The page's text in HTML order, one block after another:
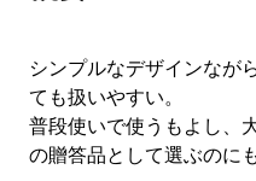
シンプルなデザインなが
ても扱いやすい。
普段使いで使うもよし、
の贈答品として選ぶのに